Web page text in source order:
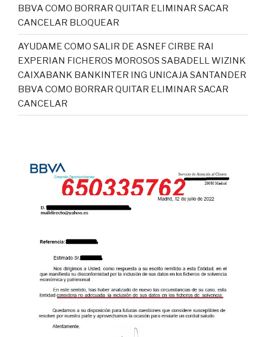
BBVA COMO BORRAR QUITAR ELIMINAR SACAR
CANCELAR BLOQUEAR
AYUDAME COMO SALIR DE ASNEF CIRBE RAI
EXPERIAN FICHEROS MOROSOS SABADELL WIZINK
CAIXABANK BANKINTER ING UNICAJA SANTANDER
BBVA COMO BORRAR QUITAR ELIMINAR SACAR
CANCELAR